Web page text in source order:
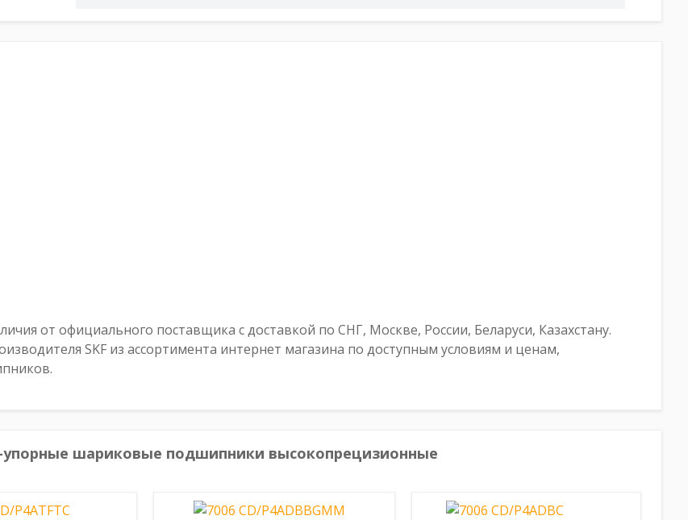
от официального поставщика с доставкой по СНГ, Москве, России, Беларуси, Казахстану.
SKF из ассортимента интернет магазина по доступным условиям и ценам,
упорные шариковые подшипники высокопрецизионные